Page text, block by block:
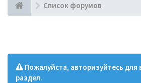
Список форумов
Пожалуйста, авторизуйтесь
раздел.